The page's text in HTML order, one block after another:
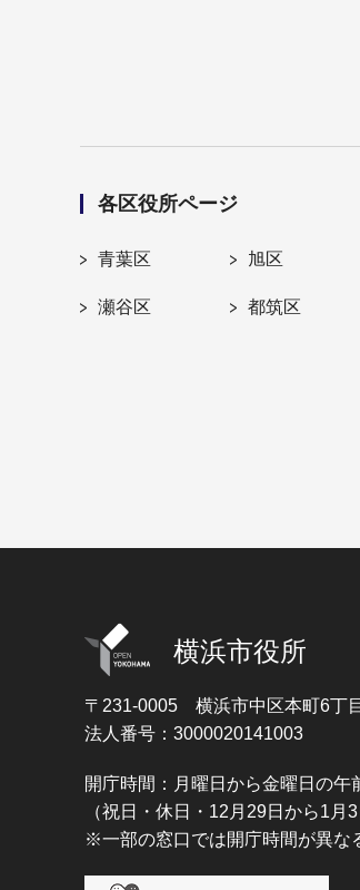
各区役所ページ
青葉区 旭区
瀬谷区 都筑区
横浜市役所
〒231-0005 横浜市中区本町6丁
法人番号：3000020141003
開庁時間：月曜日から金曜日の
（祝日・休日・12月29日から1月3
※一部の窓口では開庁時間が異な